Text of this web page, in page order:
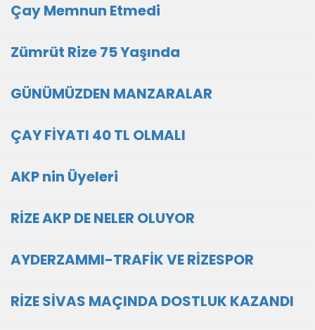
Çay Memnun Etmedi
Zümrüt Rize 75 Yaşında
GÜNÜMÜZDEN MANZARALAR
ÇAY FİYATI 40 TL OLMALI
AKP nin Üyeleri
RİZE AKP DE NELER OLUYOR
AYDERZAMMI-TRAFİK VE RİZESPOR
RİZE SİVAS MAÇINDA DOSTLUK KAZANDI